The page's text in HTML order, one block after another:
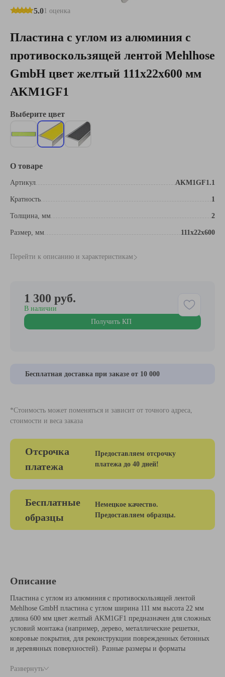
Пластина с углом из алюминия с
противоскользящей лентой Mehlhose
GmbH цвет желтый 111х22х600 мм
AKM1GF1
5.01 оценка
Выберите цвет
О товаре
Артикул AKM1GF1.1
Кратность 1
Толщина, мм 2
Размер, мм 111х22х600
Перейти к описанию и характеристикам
1 300 руб.
В наличии
Получить КП
Бесплатная доставка при заказе от 10 000
*Стоимость может поменяться и зависит от точного адреса,
стоимости и веса заказа
Отсрочка
платежа
Предоставляем отсрочку
платежа до 40 дней!
Бесплатные
образцы
Немецкое качество.
Предоставляем образцы.
Описание
Пластина с углом из алюминия с противоскользящей лентой
Mehlhose GmbH пластина с углом ширина 111 мм высота 22 мм
длина 600 мм цвет желтый AKM1GF1 предназначен для сложных
условий монтажа (например, дерево, металлические решетки,
ковровые покрытия, для реконструкции поврежденных бетонных
и деревянных поверхностей). Разные размеры и форматы
Развернуть